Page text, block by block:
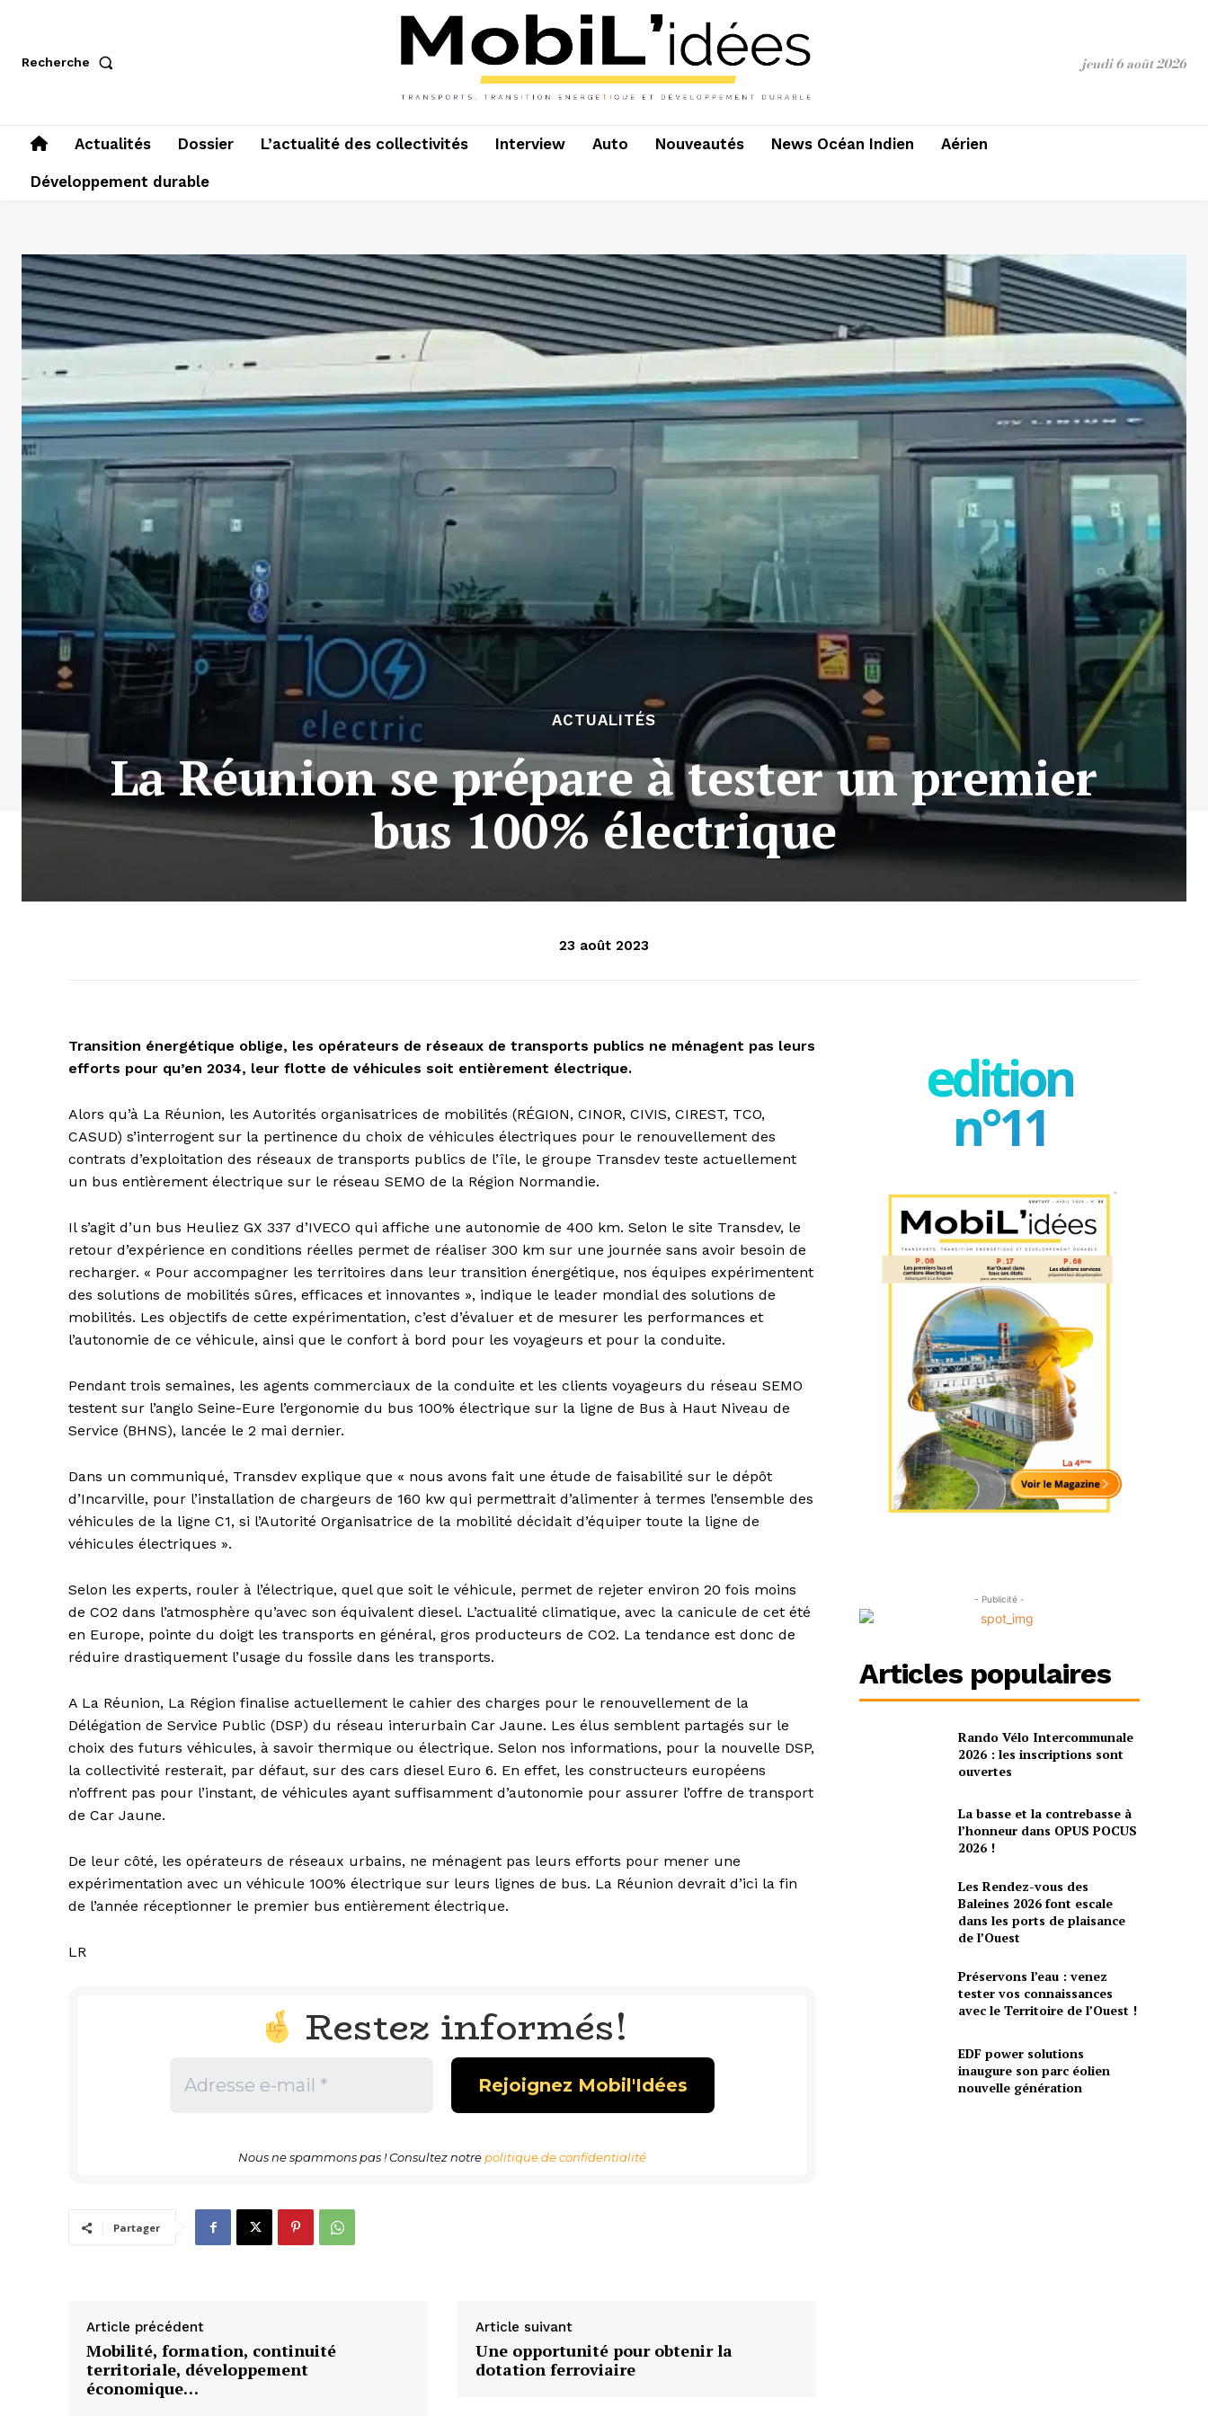
Recherche jeudi 6 août 2026
Actualités Dossier L’actualité des collectivités Interview Auto Nouveautés News Océan Indien Aérien
Développement durable
ACTUALITÉS
La Réunion se prépare à tester un premier
bus 100% électrique
23 août 2023
Transition énergétique oblige, les opérateurs de réseaux de transports publics ne ménagent pas leurs
efforts pour qu’en 2034, leur flotte de véhicules soit entièrement électrique.
Alors qu’à La Réunion, les Autorités organisatrices de mobilités (RÉGION, CINOR, CIVIS, CIREST, TCO,
CASUD) s’interrogent sur la pertinence du choix de véhicules électriques pour le renouvellement des
contrats d’exploitation des réseaux de transports publics de l’île, le groupe Transdev teste actuellement
un bus entièrement électrique sur le réseau SEMO de la Région Normandie.
Il s’agit d’un bus Heuliez GX 337 d’IVECO qui affiche une autonomie de 400 km. Selon le site Transdev, le
retour d’expérience en conditions réelles permet de réaliser 300 km sur une journée sans avoir besoin de
recharger. « Pour accompagner les territoires dans leur transition énergétique, nos équipes expérimentent
des solutions de mobilités sûres, efficaces et innovantes », indique le leader mondial des solutions de
mobilités. Les objectifs de cette expérimentation, c’est d’évaluer et de mesurer les performances et
l’autonomie de ce véhicule, ainsi que le confort à bord pour les voyageurs et pour la conduite.
Pendant trois semaines, les agents commerciaux de la conduite et les clients voyageurs du réseau SEMO
testent sur l’anglo Seine-Eure l’ergonomie du bus 100% électrique sur la ligne de Bus à Haut Niveau de
Service (BHNS), lancée le 2 mai dernier.
Dans un communiqué, Transdev explique que « nous avons fait une étude de faisabilité sur le dépôt
d’Incarville, pour l’installation de chargeurs de 160 kw qui permettrait d’alimenter à termes l’ensemble des
véhicules de la ligne C1, si l’Autorité Organisatrice de la mobilité décidait d’équiper toute la ligne de
véhicules électriques ».
Selon les experts, rouler à l’électrique, quel que soit le véhicule, permet de rejeter environ 20 fois moins
de CO2 dans l’atmosphère qu’avec son équivalent diesel. L’actualité climatique, avec la canicule de cet été
en Europe, pointe du doigt les transports en général, gros producteurs de CO2. La tendance est donc de
réduire drastiquement l’usage du fossile dans les transports.
A La Réunion, La Région finalise actuellement le cahier des charges pour le renouvellement de la
Délégation de Service Public (DSP) du réseau interurbain Car Jaune. Les élus semblent partagés sur le
choix des futurs véhicules, à savoir thermique ou électrique. Selon nos informations, pour la nouvelle DSP,
la collectivité resterait, par défaut, sur des cars diesel Euro 6. En effet, les constructeurs européens
n’offrent pas pour l’instant, de véhicules ayant suffisamment d’autonomie pour assurer l’offre de transport
de Car Jaune.
De leur côté, les opérateurs de réseaux urbains, ne ménagent pas leurs efforts pour mener une
expérimentation avec un véhicule 100% électrique sur leurs lignes de bus. La Réunion devrait d’ici la fin
de l’année réceptionner le premier bus entièrement électrique.
LR
Restez informés!
Nous ne spammons pas ! Consultez notre politique de confidentialité
Partager
Article précédent
Mobilité, formation, continuité
territoriale, développement
économique…
Article suivant
Une opportunité pour obtenir la
dotation ferroviaire
edition
n°11
- Publicité -
Articles populaires
Rando Vélo Intercommunale
2026 : les inscriptions sont
ouvertes
La basse et la contrebasse à
l’honneur dans OPUS POCUS
2026 !
Les Rendez-vous des
Baleines 2026 font escale
dans les ports de plaisance
de l’Ouest
Préservons l’eau : venez
tester vos connaissances
avec le Territoire de l’Ouest !
EDF power solutions
inaugure son parc éolien
nouvelle génération